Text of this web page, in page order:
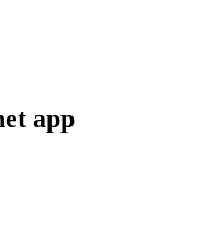
app